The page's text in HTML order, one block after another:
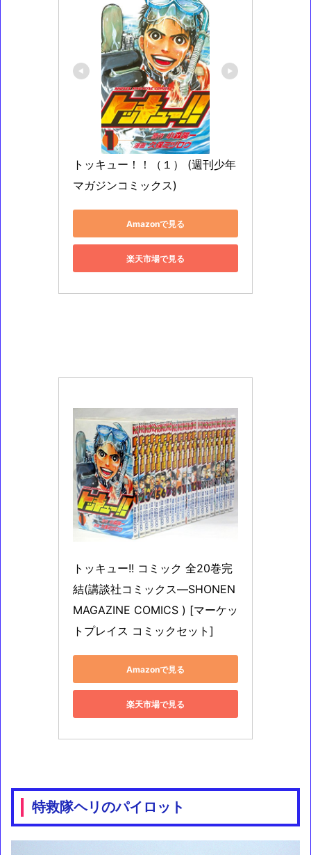
トッキュー！！（１） (週刊少年
マガジンコミックス)
Amazonで見る
楽天市場で見る
トッキュー!! コミック 全20巻完
結(講談社コミックス―SHONEN
MAGAZINE COMICS ) [マーケッ
トプレイス コミックセット]
Amazonで見る
楽天市場で見る
特救隊ヘリのパイロット